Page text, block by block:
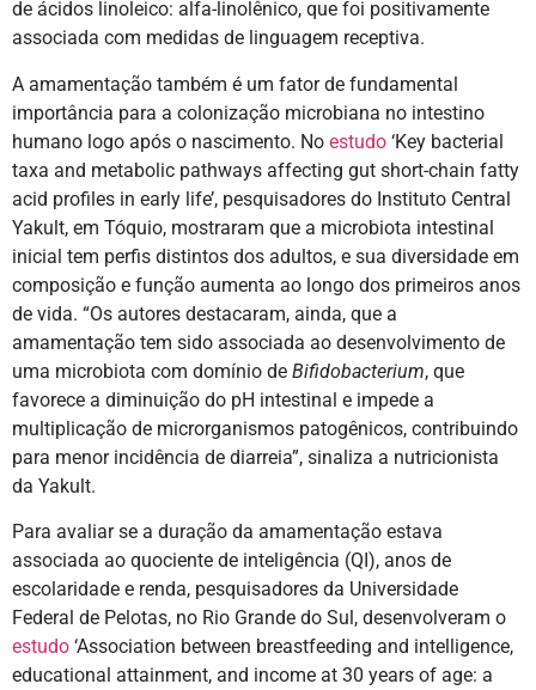
de ácidos linoleico: alfa-linolênico, que foi positivamente
associada com medidas de linguagem receptiva.
A amamentação também é um fator de fundamental
importância para a colonização microbiana no intestino
humano logo após o nascimento. No estudo ‘Key bacterial
taxa and metabolic pathways affecting gut short-chain fatty
acid profiles in early life’, pesquisadores do Instituto Central
Yakult, em Tóquio, mostraram que a microbiota intestinal
inicial tem perfis distintos dos adultos, e sua diversidade em
composição e função aumenta ao longo dos primeiros anos
de vida. “Os autores destacaram, ainda, que a
amamentação tem sido associada ao desenvolvimento de
uma microbiota com domínio de Bifidobacterium, que
favorece a diminuição do pH intestinal e impede a
multiplicação de microrganismos patogênicos, contribuindo
para menor incidência de diarreia”, sinaliza a nutricionista
da Yakult.
Para avaliar se a duração da amamentação estava
associada ao quociente de inteligência (QI), anos de
escolaridade e renda, pesquisadores da Universidade
Federal de Pelotas, no Rio Grande do Sul, desenvolveram o
estudo ‘Association between breastfeeding and intelligence,
educational attainment, and income at 30 years of age: a